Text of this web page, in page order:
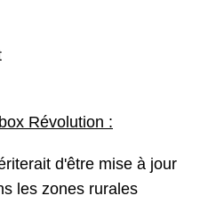
Révolution :
d'être mise à jour
les zones rurales